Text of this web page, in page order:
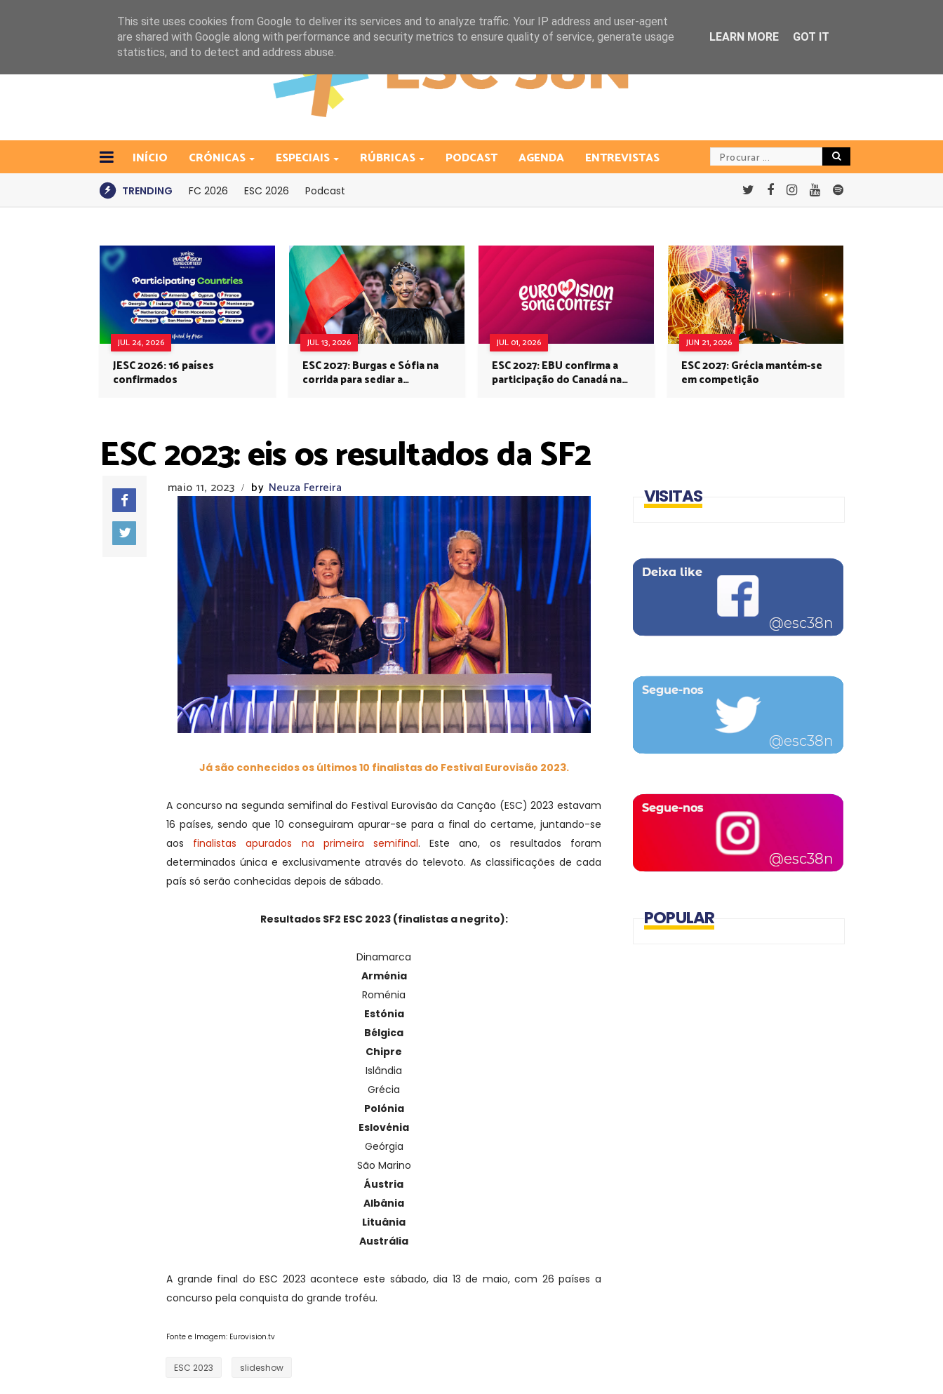
INÍCIO CRÓNICAS ESPECIAIS RÚBRICAS PODCAST AGENDA ENTREVISTAS
TRENDING FC 2026 ESC 2026 Podcast
JUL 24, 2026
JESC 2026: 16 países
confirmados
JUL 13, 2026
ESC 2027: Burgas e Sófia na
corrida para sediar a
JUL 01, 2026
ESC 2027: EBU confirma a
participação do Canadá na
JUN 21, 2026
ESC 2027: Grécia mantém-se
em competição
ESC 2023: eis os resultados da SF2
maio 11, 2023 / by Neuza Ferreira
Já são conhecidos os últimos 10 finalistas do Festival Eurovisão 2023.
A concurso na segunda semifinal do Festival Eurovisão da Canção (ESC) 2023 estavam
16 países, sendo que 10 conseguiram apurar-se para a final do certame, juntando-se
aos finalistas apurados na primeira semifinal. Este ano, os resultados foram
determinados única e exclusivamente através do televoto. As classificações de cada
país só serão conhecidas depois de sábado.
Resultados SF2 ESC 2023 (finalistas a negrito):
Dinamarca
Arménia
Roménia
Estónia
Bélgica
Chipre
Islândia
Grécia
Polónia
Eslovénia
Geórgia
São Marino
Áustria
Albânia
Lituânia
Austrália
A grande final do ESC 2023 acontece este sábado, dia 13 de maio, com 26 países a
concurso pela conquista do grande troféu.
Fonte e Imagem: Eurovision.tv
ESC 2023 slideshow
VISITAS
POPULAR
This site uses cookies from Google to deliver its services and to analyze traffic. Your IP address and user-agent
are shared with Google along with performance and security metrics to ensure quality of service, generate usage
statistics, and to detect and address abuse.
LEARN MORE GOT IT